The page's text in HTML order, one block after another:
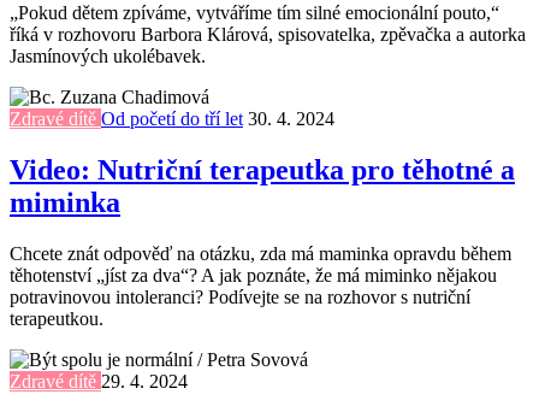
„Pokud dětem zpíváme, vytváříme tím silné emocionální pouto,“
říká v rozhovoru Barbora Klárová, spisovatelka, zpěvačka a autorka
Jasmínových ukolébavek.
Zdravé dítě Od početí do tří let 30. 4. 2024
Video: Nutriční terapeutka pro těhotné a
miminka
Chcete znát odpověď na otázku, zda má maminka opravdu během
těhotenství „jíst za dva“? A jak poznáte, že má miminko nějakou
potravinovou intoleranci? Podívejte se na rozhovor s nutriční
terapeutkou.
Zdravé dítě 29. 4. 2024